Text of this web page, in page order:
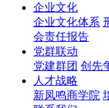
企业文化
企业文化体系
会责任报告
党群联动
党建群团 创先
人才战略
新凤鸣商学院